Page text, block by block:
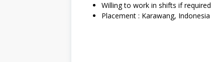
Willing to work in shifts if required
Placement : Karawang, Indonesia